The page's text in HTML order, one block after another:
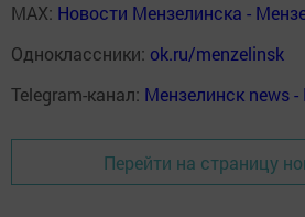
MAX: Новости Мензелинска -
Одноклассники: ok.ru/menzelinsk
Telegram-канал: Мензелинск news
Перейти на страницу